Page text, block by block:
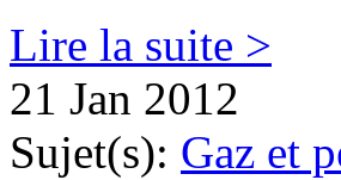
Lire la suite >
21 Jan 2012
Sujet(s): Gaz et